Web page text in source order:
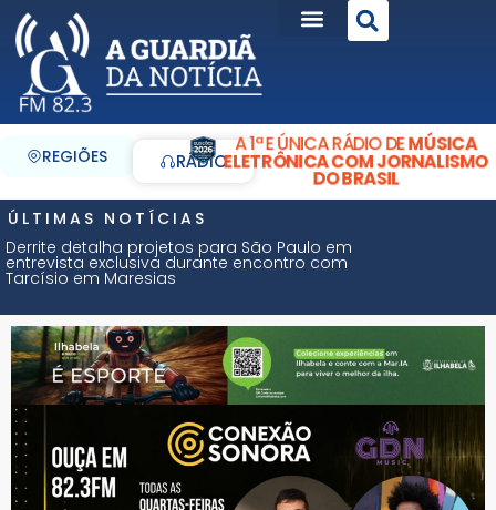
REGIÕES RÁDIO
A 1ª E ÚNICA RÁDIO DEMÚSICA
ELETRÔNICA COM JORNALISMO
DO BRASIL
ÚLTIMAS NOTÍCIAS
Derrite detalha projetos para São Paulo em
entrevista exclusiva durante encontro com
Tarcísio em Maresias